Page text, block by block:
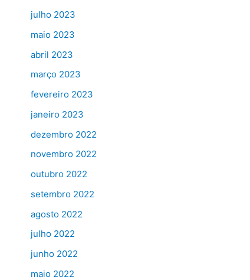
julho 2023
maio 2023
abril 2023
março 2023
fevereiro 2023
janeiro 2023
dezembro 2022
novembro 2022
outubro 2022
setembro 2022
agosto 2022
julho 2022
junho 2022
maio 2022